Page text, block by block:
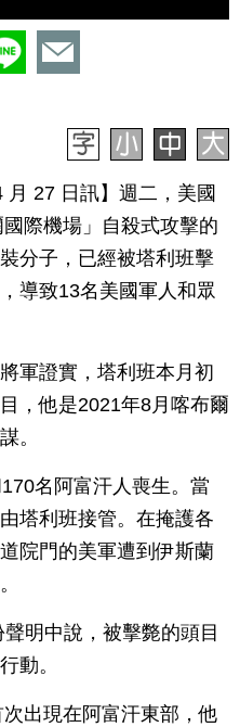
月 27 日訊】週二，美國
際機場」自殺式攻擊的
分子，已經被塔利班擊
導致13名美國軍人和眾
軍證實，塔利班本月初
，他是2021年8月喀布爾
。
名阿富汗人喪生。當
塔利班接管。在掩護各
院門的美軍遭到伊斯蘭
明中說，被擊斃的頭目
動。
出現在阿富汗東部，他